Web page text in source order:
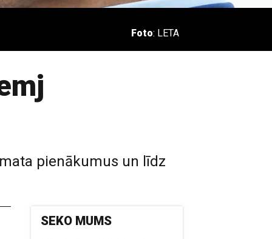
Foto: LETA
pienākumus un līdz
SEKO MUMS